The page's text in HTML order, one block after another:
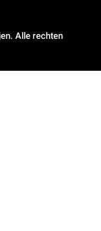
Alle rechten